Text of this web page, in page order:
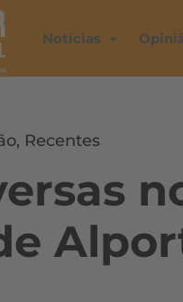
Notícias
, Recentes